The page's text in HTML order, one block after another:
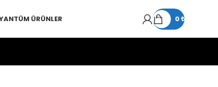
TÜM ÜRÜNLER 0₺